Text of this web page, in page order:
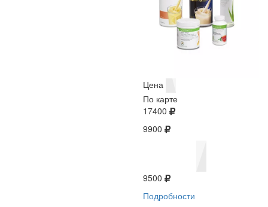
Цена
По карте
17400
9900
9500
Подробности